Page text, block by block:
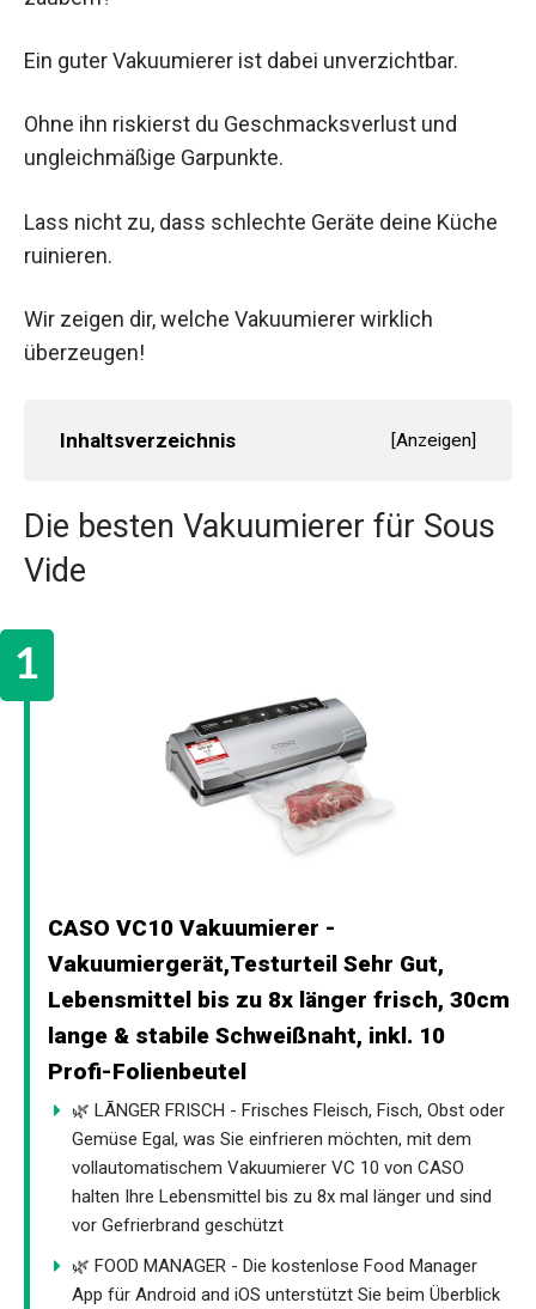
Ein guter Vakuumierer ist dabei unverzichtbar.
Ohne ihn riskierst du Geschmacksverlust und
ungleichmäßige Garpunkte.
Lass nicht zu, dass schlechte Geräte deine Küche
ruinieren.
Wir zeigen dir, welche Vakuumierer wirklich
überzeugen!
Inhaltsverzeichnis [Anzeigen]
Die besten Vakuumierer für Sous
Vide
CASO VC10 Vakuumierer -
Vakuumiergerät,Testurteil Sehr Gut,
Lebensmittel bis zu 8x länger frisch, 30cm
lange & stabile Schweißnaht, inkl. 10
Profi-Folienbeutel
🌿 LÃNGER FRISCH - Frisches Fleisch, Fisch, Obst oder
Gemüse Egal, was Sie einfrieren möchten, mit dem
vollautomatischem Vakuumierer VC 10 von CASO
halten Ihre Lebensmittel bis zu 8x mal länger und sind
vor Gefrierbrand geschützt
🌿 FOOD MANAGER - Die kostenlose Food Manager
App für Android and iOS unterstützt Sie beim Überblick